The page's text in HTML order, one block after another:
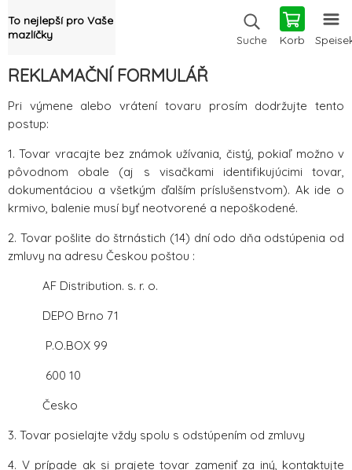
To nejlepší pro Vaše
mazlíčky
Suche Korb
REKLAMAČNÍ FORMULÁŘ
Pri výmene alebo vrátení tovaru prosím dodržujte tento
postup:
1. Tovar vracajte bez známok užívania, čistý, pokiaľ možno v
pôvodnom obale (aj s visačkami identifikujúcimi tovar,
dokumentáciou a všetkým ďalším príslušenstvom). Ak ide o
krmivo, balenie musí byť neotvorené a nepoškodené.
2. Tovar pošlite do štrnástich (14) dní odo dňa odstúpenia od
zmluvy na adresu Českou poštou :
AF Distribution. s. r. o.
DEPO Brno 71
P.O.BOX 99
600 10
Česko
3. Tovar posielajte vždy spolu s odstúpením od zmluvy
4. V prípade ak si prajete tovar zameniť za iný, kontaktujte